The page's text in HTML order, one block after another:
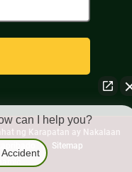
ng Karapatan ay Nakalaan
|
Sitemap
can I help you?